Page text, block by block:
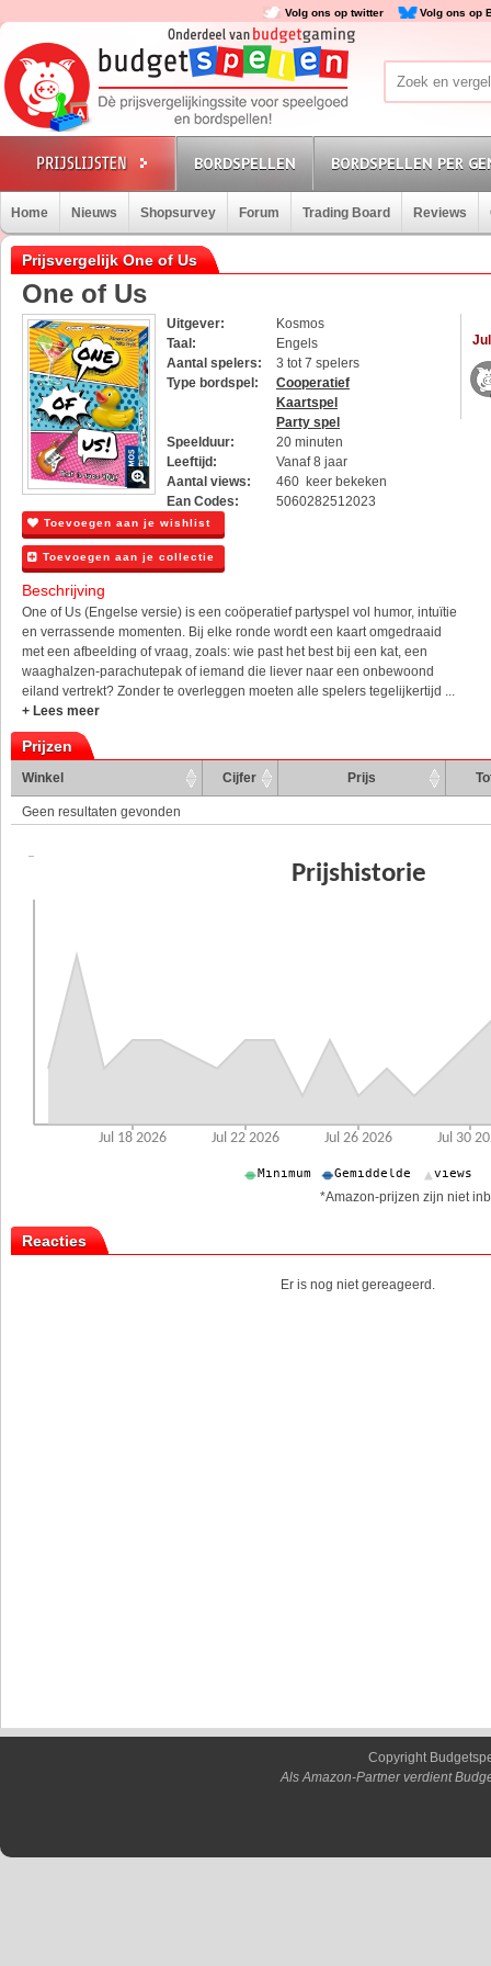
Volg ons op twitter Volg ons op
BORDSPELLEN BORDSPELLEN PER
Home Nieuws Shopsurvey Forum Trading Board Reviews
Prijsvergelijk One of Us
One of Us
Uitgever:
Kosmos
Taal:
Engels
Aantal spelers:
3 tot 7 spelers
Type bordspel:
Cooperatief
Kaartspel
Party spel
Speelduur:
20 minuten
Leeftijd:
Vanaf 8 jaar
Aantal views:
460 keer bekeken
Ean Codes:
5060282512023
Toevoegen aan je wishlist
Toevoegen aan je collectie
Beschrijving
One of Us (Engelse versie) is een coöperatief partyspel vol humor, intuïtie
en verrassende momenten. Bij elke ronde wordt een kaart omgedraaid
met een afbeelding of vraag, zoals: wie past het best bij een kat, een
waaghalzen-parachutepak of iemand die liever naar een onbewoond
eiland vertrekt? Zonder te overleggen moeten alle spelers tegelijkertijd ...
+ Lees meer
Prijzen
Winkel Cijfer Prijs
Geen resultaten gevonden
*Amazon-prijzen zijn niet
Reacties
Er is nog niet gereageerd.
Copyright
Als Amazon-Partner verdient